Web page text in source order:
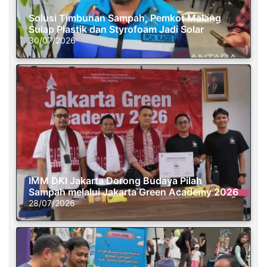
Solusi Timbunan Sampah, Pemkot Malang
Sulap Plastik dan Styrofoam Jadi Solar
30/07/2026
IMM DKI Jakarta Dorong Budaya Pilah
Sampah melalui Jakarta Green Academy 2026
28/07/2026